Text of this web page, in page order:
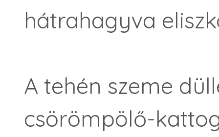
hátrahagyva
A tehén szeme
csörömpölő-